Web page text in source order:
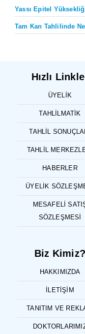
Yassı Epitel
Tam Kan Tahlilinde
Hızlı
ÜYELIK
TAHLILMATIK
TAHLIL
TAHLIL
HABERLER
ÜYELIK
MESAFELI
SÖZLEŞMESI
Biz Kimiz?
HAKKIMIZDA
İLETIŞIM
TANITIM VE